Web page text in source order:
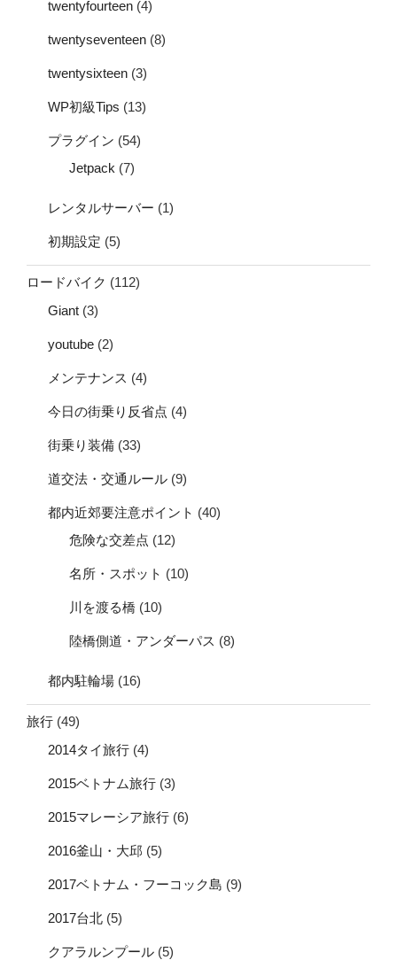
twentyfourteen (4)
twentyseventeen (8)
twentysixteen (3)
WP初級Tips (13)
プラグイン (54)
Jetpack (7)
レンタルサーバー (1)
初期設定 (5)
ロードバイク (112)
Giant (3)
youtube (2)
メンテナンス (4)
今日の街乗り反省点 (4)
街乗り装備 (33)
道交法・交通ルール (9)
都内近郊要注意ポイント (40)
危険な交差点 (12)
名所・スポット (10)
川を渡る橋 (10)
陸橋側道・アンダーパス (8)
都内駐輪場 (16)
旅行 (49)
2014タイ旅行 (4)
2015ベトナム旅行 (3)
2015マレーシア旅行 (6)
2016釜山・大邱 (5)
2017ベトナム・フーコック島 (9)
2017台北 (5)
クアラルンプール (5)